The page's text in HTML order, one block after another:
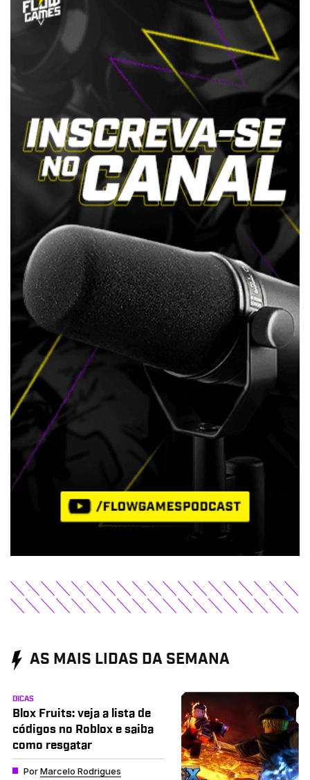
AS MAIS LIDAS DA SEMANA
DICAS
Blox Fruits: veja a lista de
códigos no Roblox e saiba
como resgatar
PorMarcelo Rodrigues